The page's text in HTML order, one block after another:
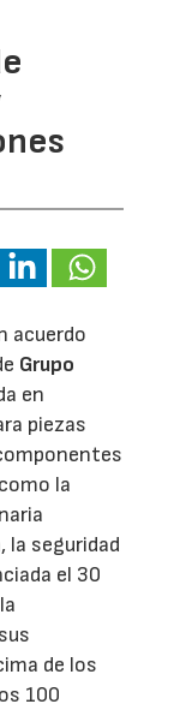
acuerdo
Grupo
en
piezas
la
la seguridad
el 30
de los
100